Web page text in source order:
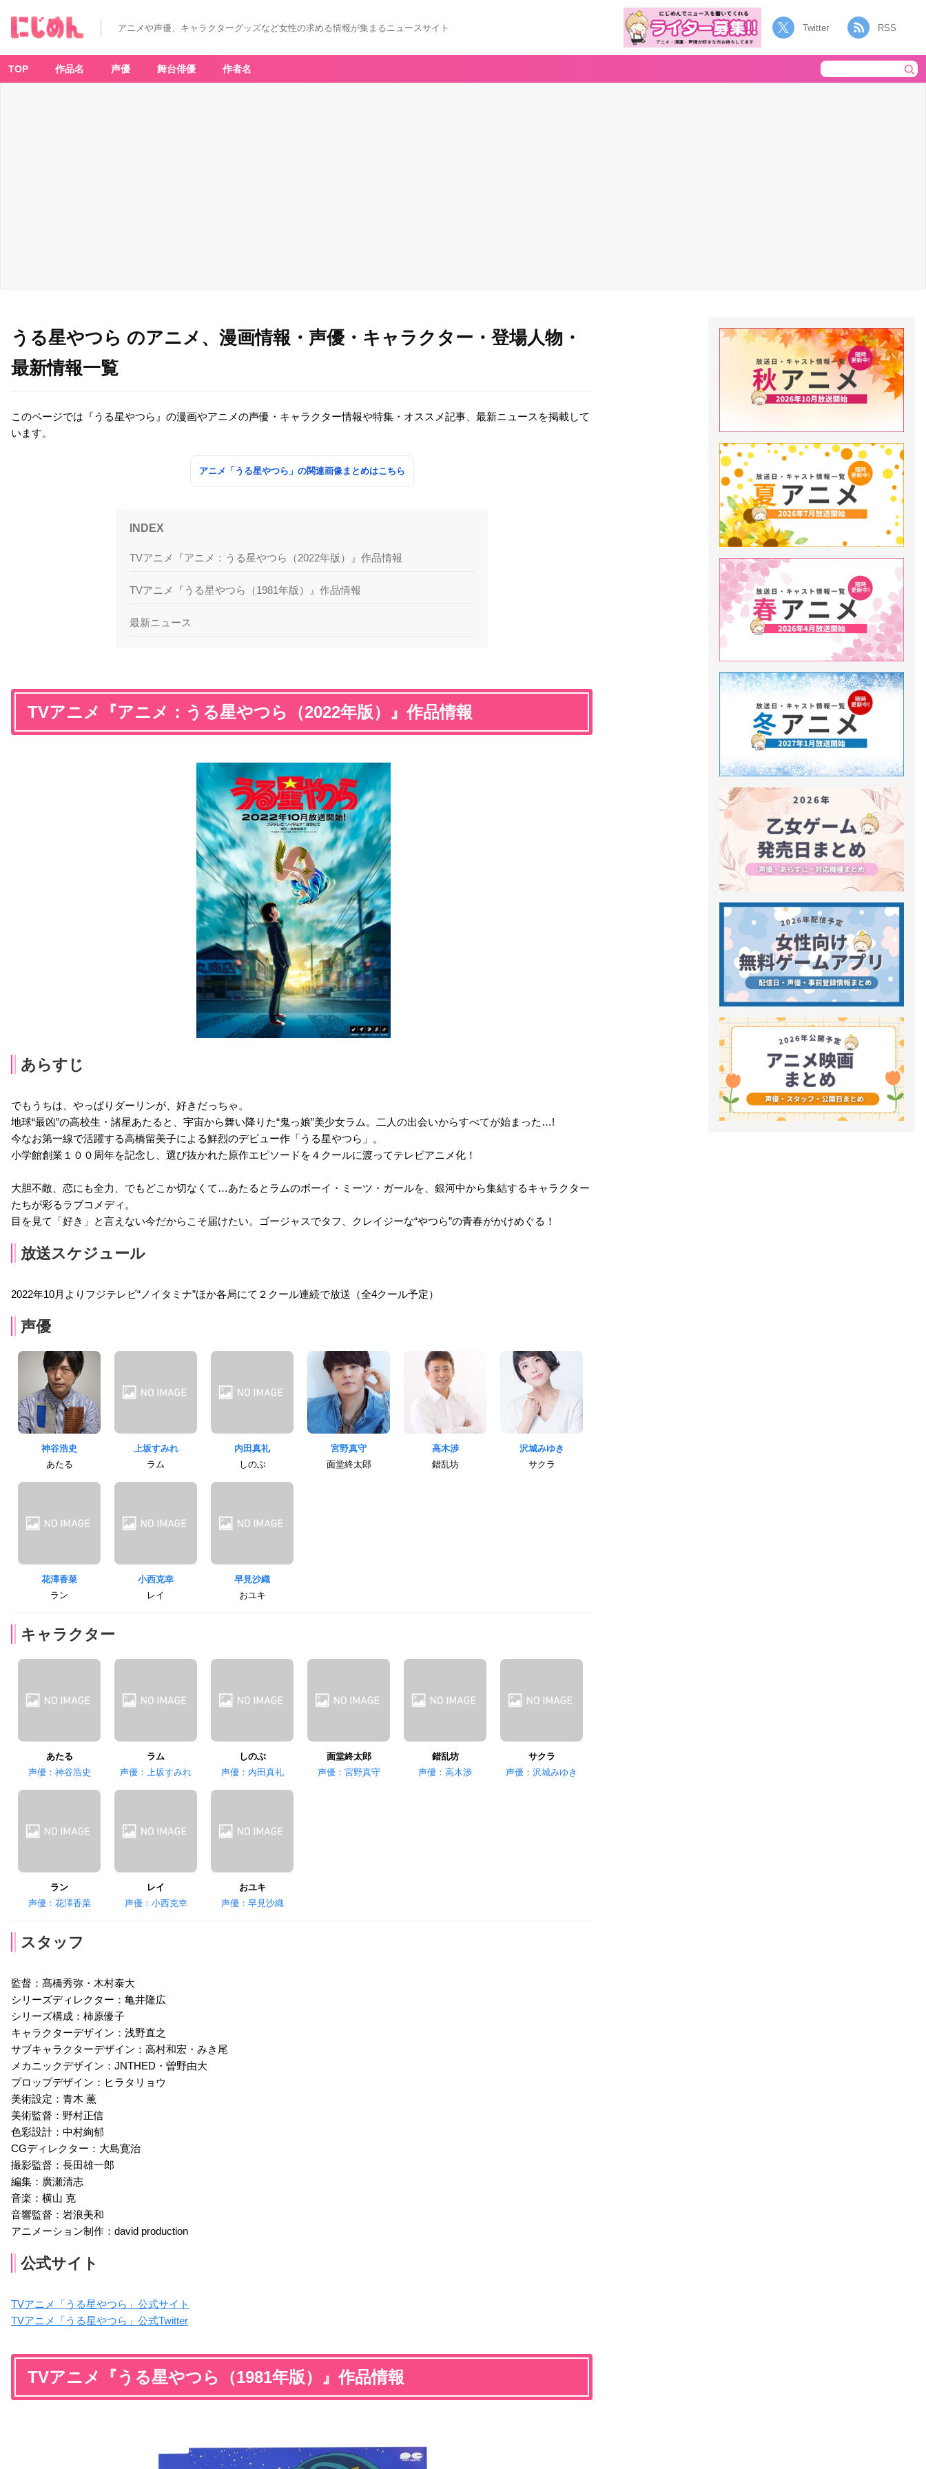
アニメや声優、キャラクターグッズなど女性の求める情報が集まるニュースサイト Twitter RSS
TOP 作品名 声優 舞台俳優 作者名
うる星やつら のアニメ、漫画情報・声優・キャラクター・登場人物・
最新情報一覧
このページでは『うる星やつら』の漫画やアニメの声優・キャラクター情報や特集・オススメ記事、最新ニュースを掲載して
います。
アニメ「うる星やつら」の関連画像まとめはこちら
TVアニメ『アニメ：うる星やつら（2022年版）』作品情報
TVアニメ『うる星やつら（1981年版）』作品情報
最新ニュース
TVアニメ『アニメ：うる星やつら（2022年版）』作品情報
あらすじ
でもうちは、やっぱりダーリンが、好きだっちゃ。
地球“最凶”の高校生・諸星あたると、宇宙から舞い降りた“鬼っ娘”美少女ラム。二人の出会いからすべてが始まった…!
今なお第一線で活躍する高橋留美子による鮮烈のデビュー作「うる星やつら」。
小学館創業１００周年を記念し、選び抜かれた原作エピソードを４クールに渡ってテレビアニメ化！
大胆不敵、恋にも全力、でもどこか切なくて…あたるとラムのボーイ・ミーツ・ガールを、銀河中から集結するキャラクター
たちが彩るラブコメディ。
目を見て「好き」と言えない今だからこそ届けたい。ゴージャスでタフ、クレイジーな“やつら”の青春がかけめぐる！
放送スケジュール
2022年10月よりフジテレビ“ノイタミナ”ほか各局にて２クール連続で放送（全4クール予定）
声優
神谷浩史
あたる
上坂すみれ
ラム
内田真礼
しのぶ
宮野真守
面堂終太郎
高木渉
錯乱坊
沢城みゆき
サクラ
花澤香菜
ラン
小西克幸
レイ
早見沙織
おユキ
キャラクター
あたる
声優：神谷浩史
ラム
声優：上坂すみれ
しのぶ
声優：内田真礼
面堂終太郎
声優：宮野真守
錯乱坊
声優：高木渉
サクラ
声優：沢城みゆき
ラン
声優：花澤香菜
レイ
声優：小西克幸
おユキ
声優：早見沙織
スタッフ
監督：髙橋秀弥・木村泰大
シリーズディレクター：亀井隆広
シリーズ構成：柿原優子
キャラクターデザイン：浅野直之
サブキャラクターデザイン：高村和宏・みき尾
メカニックデザイン：JNTHED・曽野由大
プロップデザイン：ヒラタリョウ
美術設定：青木 薫
美術監督：野村正信
色彩設計：中村絢郁
CGディレクター：大島寛治
撮影監督：長田雄一郎
編集：廣瀬清志
音楽：横山 克
音響監督：岩浪美和
アニメーション制作：david production
公式サイト
TVアニメ「うる星やつら」公式サイト
TVアニメ「うる星やつら」公式Twitter
TVアニメ『うる星やつら（1981年版）』作品情報